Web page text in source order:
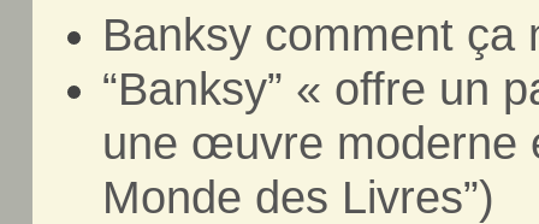
Banksy comment ça
“Banksy” « offre un
une œuvre moderne
Monde des Livres”)